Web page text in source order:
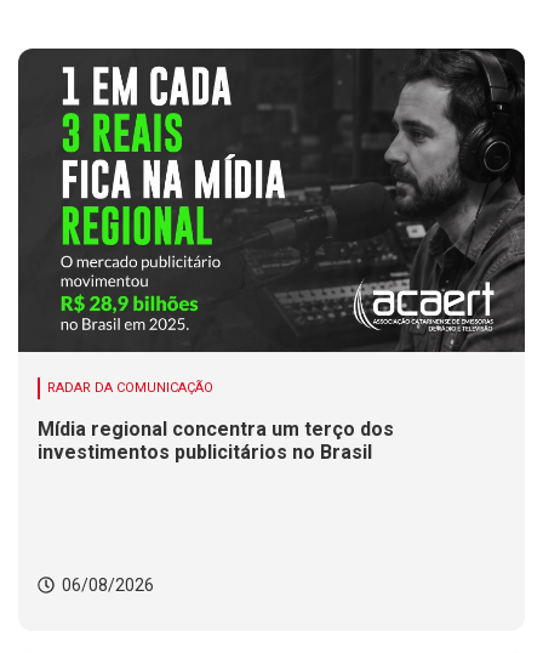
RADAR DA COMUNICAÇÃO
Mídia regional concentra um terço dos
investimentos publicitários no Brasil
06/08/2026